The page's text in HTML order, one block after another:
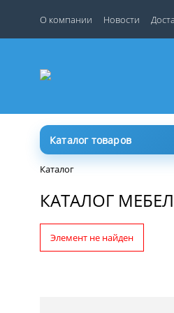
О компании Новости
Каталог товаров
Каталог
КАТАЛОГ
Элемент не найден